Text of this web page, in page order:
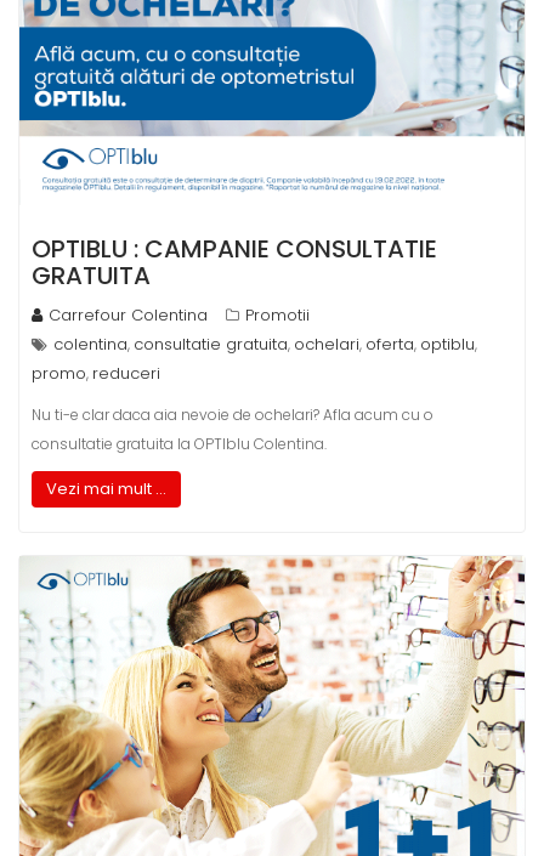
OPTIBLU : CAMPANIE CONSULTATIE
GRATUITA
Carrefour Colentina
Promotii
colentina, consultatie gratuita, ochelari, oferta, optiblu,
promo, reduceri
Nu ti-e clar daca aia nevoie de ochelari? Afla acum cu o
consultatie gratuita la OPTIblu Colentina.
Vezi mai mult ...